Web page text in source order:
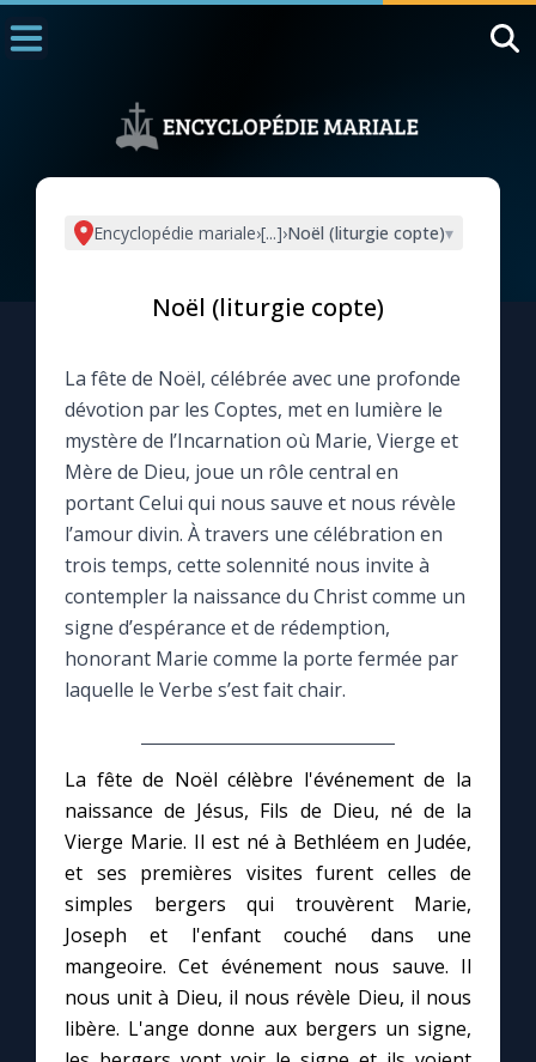
L'actualité de la semaine
La chaîne Youtube
La newsletter
La vidéo de la semaine
Le compte Tiktok
Le magazine
Questions-réponses
Prier au quotidien
Avec Thérèse de Lisieux
L'Évangile chaque jour
Encyclopédie mariale›[...]›Noël (liturgie copte)▾
Noël (liturgie copte)
La fête de Noël, célébrée avec une profonde
dévotion par les Coptes, met en lumière le
mystère de l’Incarnation où Marie, Vierge et
Mère de Dieu, joue un rôle central en
portant Celui qui nous sauve et nous révèle
l’amour divin. À travers une célébration en
trois temps, cette solennité nous invite à
contempler la naissance du Christ comme un
signe d’espérance et de rédemption,
honorant Marie comme la porte fermée par
laquelle le Verbe s’est fait chair.
La fête de Noël célèbre l'événement de la
naissance de Jésus, Fils de Dieu, né de la
Vierge Marie. Il est né à Bethléem en Judée,
et ses premières visites furent celles de
simples bergers qui trouvèrent Marie,
Joseph et l'enfant couché dans une
mangeoire. Cet événement nous sauve. Il
nous unit à Dieu, il nous révèle Dieu, il nous
libère. L'ange donne aux bergers un signe,